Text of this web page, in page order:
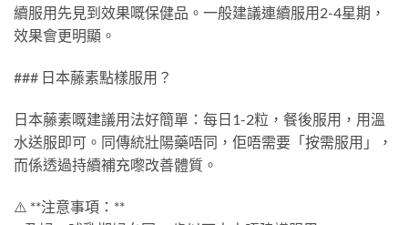
續服用先見到效果嘅保健品。一般建議連續服用2-4星期，
效果會更明顯。
### 日本藤素點樣服用？
日本藤素嘅建議用法好簡單：每日1-2粒，餐後服用，用溫
水送服即可。同傳統壯陽藥唔同，佢唔需要「按需服用」，
而係透過持續補充嚟改善體質。
⚠️ **注意事項：**